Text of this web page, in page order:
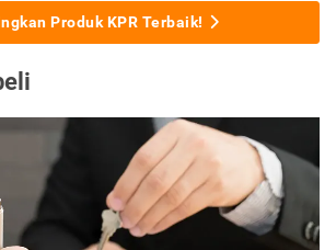
Produk KPR Terbaik!